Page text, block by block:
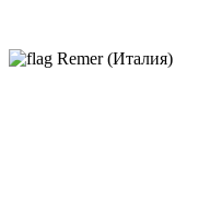
Remer (Италия)